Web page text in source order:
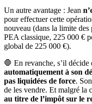
Un autre avantage : Jean
pour effectuer cette
nouveau (dans la limite
PEA classique, 225 000 €
global de 225 000 €).
🛑 En revanche, s’il décide
automatiquement à son
pas liquidées de force.
de les vendre. Et malgré la
au titre de l’impôt sur le